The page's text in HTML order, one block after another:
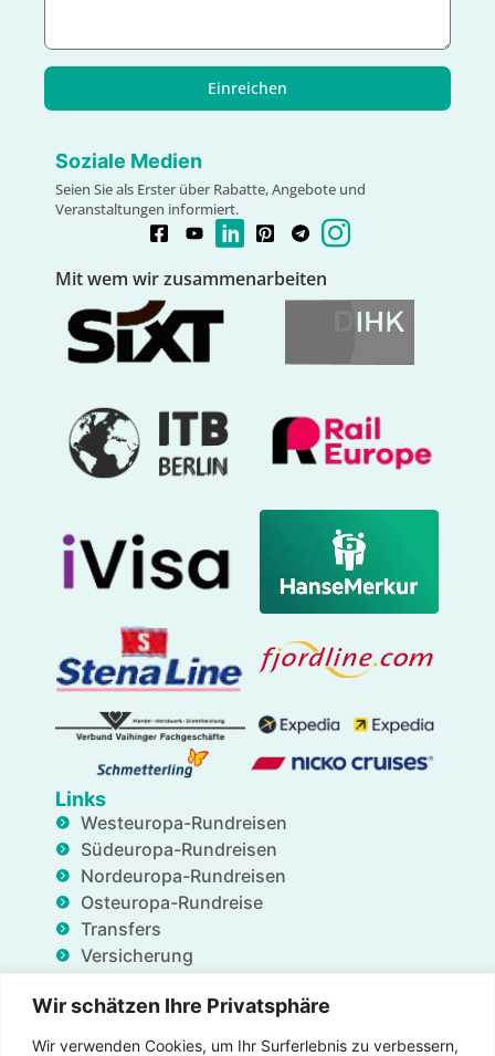
Wir schätzen Ihre Privatsphäre
Wir verwenden Cookies, um Ihr Surferlebnis zu verbessern,
Einreichen
Soziale Medien
Seien Sie als Erster über Rabatte, Angebote und
Veranstaltungen informiert.
Mit wem wir zusammenarbeiten
Links
Westeuropa-Rundreisen
Südeuropa-Rundreisen
Nordeuropa-Rundreisen
Osteuropa-Rundreise
Transfers
Versicherung
Unterkünfte